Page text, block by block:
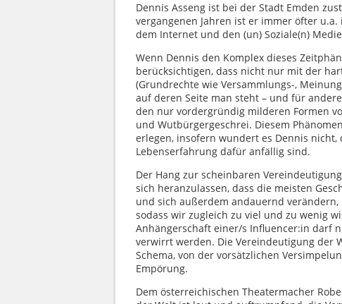
Dennis Asseng ist bei der Stadt Emden
vergangenen Jahren ist er immer öfter
dem Internet und den (un) Soziale(n)
Wenn Dennis den Komplex dieses
berücksichtigen, dass nicht nur mit der
(Grundrechte wie Versammlungs-,
auf deren Seite man steht – und für
den nur vordergründig milderen Formen
und Wutbürgergeschrei. Diesem
erlegen, insofern wundert es Dennis
Lebenserfahrung dafür anfällig sind.
Der Hang zur scheinbaren
sich heranzulassen, dass die meisten
und sich außerdem andauernd
sodass wir zugleich zu viel und zu wenig
Anhängerschaft einer/s Influencer:in darf
verwirrt werden. Die Vereindeutigung der
Schema, von der vorsätzlichen
Empörung.
Dem österreichischen Theatermacher